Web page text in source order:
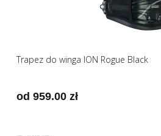
Trapez do winga ION Rogue Black
od 959.00 zł